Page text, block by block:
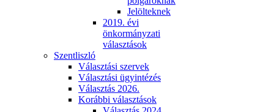
Jelölteknek
2019. évi
önkormányzati
választások
Szentliszló
Választási szervek
Választási ügyintézés
Választás 2026.
Korábbi választások